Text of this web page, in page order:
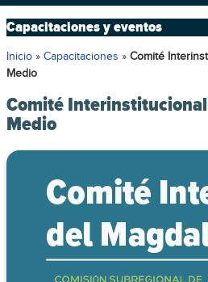
Capacitaciones y eventos
Inicio » Capacitaciones » Comité
Medio
Comité
Medio